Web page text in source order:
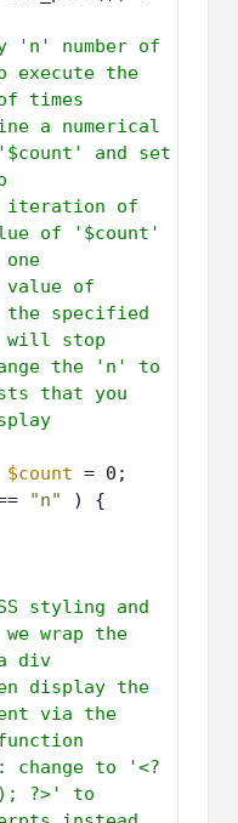
'n' number of
execute the
times
a numerical
and set
iteration of
of '$count'
of
the specified
will stop
the 'n' to
that you
$count = 0;
"n"
) {
styling and
wrap the
div
display the
via the
change to '<?
?>' to